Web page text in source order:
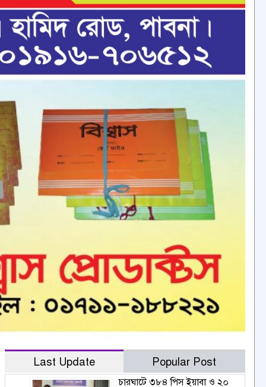
Last Update Popular Post
চারঘাটে ৩৮৪ পিস ইয়াবা ও ২০